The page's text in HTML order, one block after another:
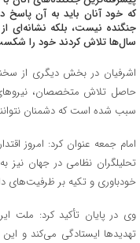
که خود آنان باید به آن
جنگنده نیست، بلکه نشانه‌ای
سال‌ها تلاش کردند خود را
اشرفیان در بخش دیگری از
حاصل تلاش متخصصان،
سبب شده است که دشمنان
امام جمعه عنوان کرد: امروز
تحلیلگران نظامی در جهان نیز
خودباوری و تکیه بر ظرفیت‌های
وی در پایان تأکید کرد: ملت
تهدیدها ایستادگی می‌کند و